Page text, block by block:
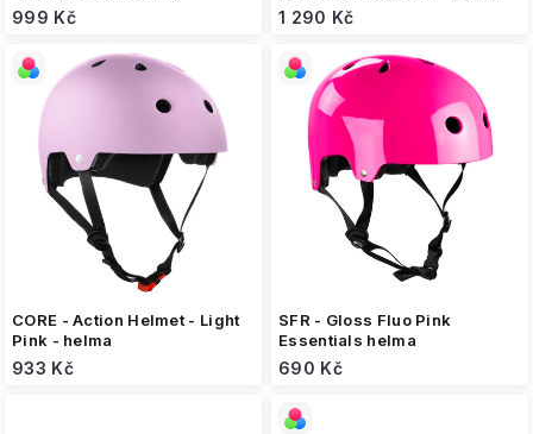
999 Kč 1 290 Kč
CORE - Action Helmet - Light
Pink - helma
933 Kč
SFR - Gloss Fluo Pink
Essentials helma
690 Kč